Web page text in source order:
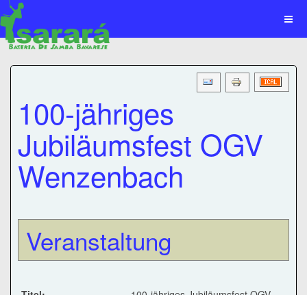
100-jähriges
Jubiläumsfest OGV
Wenzenbach
Veranstaltung